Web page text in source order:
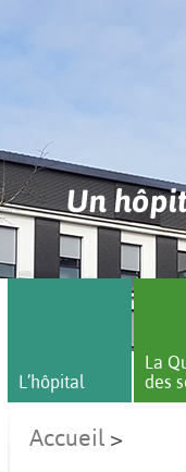
Un
L’hôpital
La
des
Accueil >